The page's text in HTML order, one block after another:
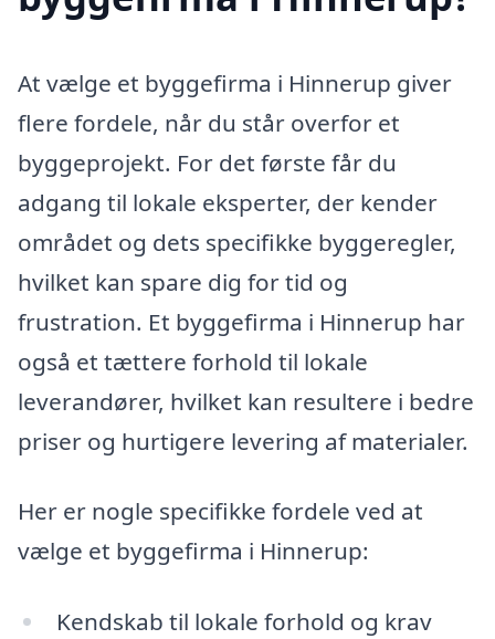
At vælge et byggefirma i Hinnerup giver
flere fordele, når du står overfor et
byggeprojekt. For det første får du
adgang til lokale eksperter, der kender
området og dets specifikke byggeregler,
hvilket kan spare dig for tid og
frustration. Et byggefirma i Hinnerup har
også et tættere forhold til lokale
leverandører, hvilket kan resultere i bedre
priser og hurtigere levering af materialer.
Her er nogle specifikke fordele ved at
vælge et byggefirma i Hinnerup:
Kendskab til lokale forhold og krav